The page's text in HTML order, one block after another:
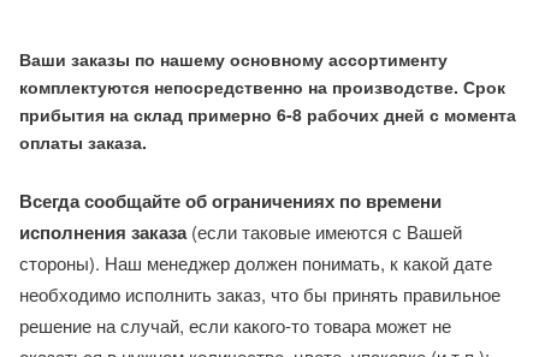
Ваши заказы по нашему основному ассортименту
комплектуются непосредственно на производстве. Срок
прибытия на склад примерно 6-8 рабочих дней с момента
оплаты заказа.
Всегда сообщайте об ограничениях по времени
исполнения заказа(если таковые имеются с Вашей
стороны). Наш менеджер должен понимать, к какой дате
необходимо исполнить заказ, что бы принять правильное
решение на случай, если какого-то товара может не